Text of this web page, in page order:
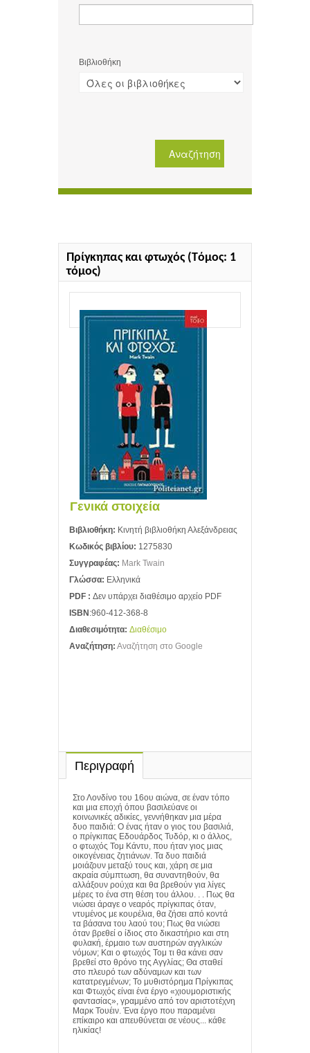
Βιβλιοθήκη
Πρίγκηπας και φτωχός (Tόμος: 1
τόμος)
Γενικά στοιχεία
Βιβλιοθήκη: Κινητή βιβλιοθήκη Αλεξάνδρειας
Κωδικός βιβλίου: 1275830
Συγγραφέας: Mark Twain
Γλώσσα: Ελληνικά
PDF : Δεν υπάρχει διαθέσιμο αρχείο PDF
ISBN :960-412-368-8
Διαθεσιμότητα: Διαθέσιμο
Αναζήτηση: Αναζήτηση στο Google
Περιγραφή
Στο Λονδίνο του 16ου αιώνα, σε έναν τόπο
και μια εποχή όπου βασιλεύανε οι
κοινωνικές αδικίες, γεννήθηκαν μια μέρα
δυο παιδιά: Ο ένας ήταν ο γιος του βασιλιά,
ο πρίγκιπας Εδουάρδος Τυδόρ, κι ο άλλος,
ο φτωχός Τομ Κάντυ, που ήταν γιος μιας
οικογένειας ζητιάνων. Τα δυο παιδιά
μοιάζουν μεταξύ τους και, χάρη σε μια
ακραία σύμπτωση, θα συναντηθούν, θα
αλλάξουν ρούχα και θα βρεθούν για λίγες
μέρες το ένα στη θέση του άλλου. . . Πως θα
νιώσει άραγε ο νεαρός πρίγκιπας όταν,
ντυμένος με κουρέλια, θα ζήσει από κοντά
τα βάσανα του λαού του; Πως θα νιώσει
όταν βρεθεί ο ίδιος στο δικαστήριο και στη
φυλακή, έρμαιο των αυστηρών αγγλικών
νόμων; Και ο φτωχός Τομ τι θα κάνει σαν
βρεθεί στο θρόνο της Αγγλίας; Θα σταθεί
στο πλευρό των αδύναμων και των
κατατρεγμένων; Το μυθιστόρημα Πρίγκιπας
και Φτωχός είναι ένα έργο «χιουμοριστικής
φαντασίας», γραμμένο από τον αριστοτέχνη
Μαρκ Τουέιν. Ένα έργο που παραμένει
επίκαιρο και απευθύνεται σε νέους... κάθε
ηλικίας!